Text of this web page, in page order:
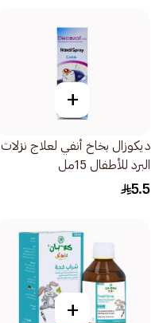
+
ديكوزال بخاخ أنفي لعلاج نزلات
البرد للأطفال 15مل
5.5
+